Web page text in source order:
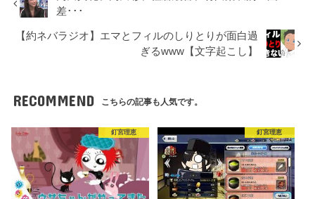
差･･･
【約ネバラジオ】エマとフィルのしりとりが面白過
ぎるwww【文字起こし】
RECOMMEND こちらの記事も人気です。
釘宮理恵 釘宮理恵